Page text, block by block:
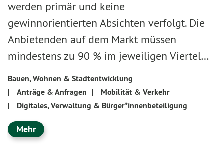
werden primär und keine
gewinnorientierten Absichten verfolgt. Die
Anbietenden auf dem Markt müssen
mindestens zu 90 % im jeweiligen Viertel…
Bauen, Wohnen & Stadtentwicklung
|
Anträge & Anfragen |
Mobilität & Verkehr
|
Digitales, Verwaltung & Bürger*innenbeteiligung
Mehr